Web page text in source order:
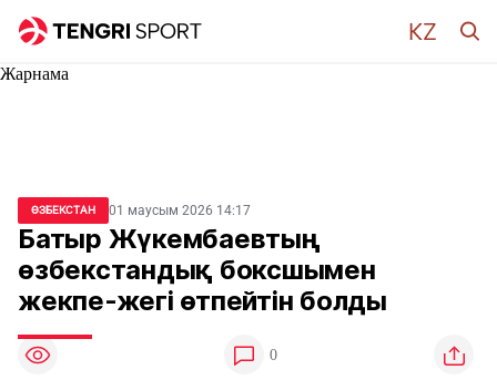
Жарнама
ӨЗБЕКСТАН 01 маусым 2026 14:17
Батыр Жүкембаевтың
өзбекстандық боксшымен
жекпе-жегі өтпейтін болды
0